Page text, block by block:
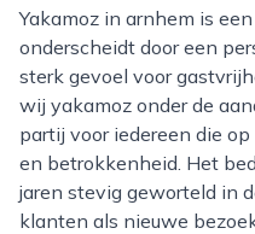
Yakamoz in arnhem is een veelzijdig bedrijf dat zich
onderscheidt door een
sterk gevoel voor
wij yakamoz onder de
partij voor iedereen die
en betrokkenheid. Het
jaren stevig geworteld in
klanten als nieuwe